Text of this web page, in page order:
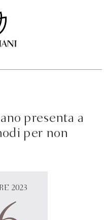
presenta a
per non
2023